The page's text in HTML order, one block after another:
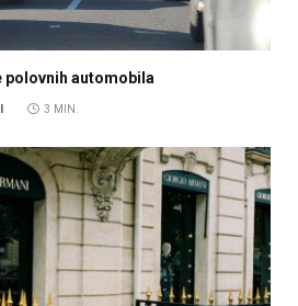
polovnih automobila
3 MIN.